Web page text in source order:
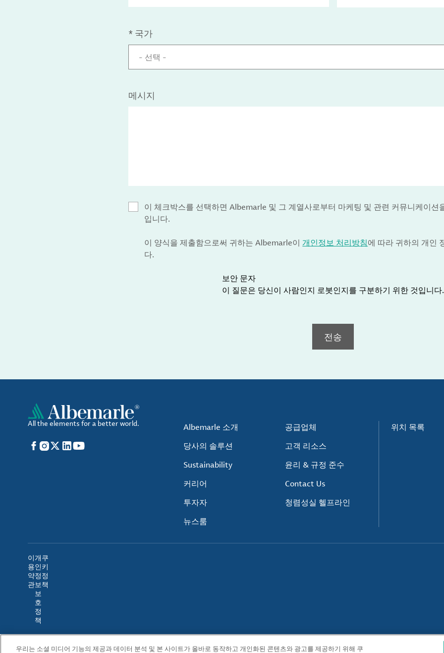
* 국가
- 선택 -
메시지
이 체크박스를 선택하면 Albemarle 및 그 계열사로부터 마케팅 및 관련 커뮤니케이션
입니다.
이 양식을 제출함으로써 귀하는 Albemarle이 개인정보 처리방침에 따라 귀하의 개인
다.
보안 문자
이 질문은 당신이 사람인지 로봇인지를 구분하기 위한 것입니다.
전송
All the elements for a better world.
Facebook
Instagram
X LinkedIn
YouTube
Albemarle 소개
당사의 솔루션
Sustainability
커리어
투자자
뉴스룸
공급업체
고객 리소스
윤리 & 규정 준수
Contact Us
청렴성실 헬프라인
위치 목록
이
용
약
관
개
인
정
보
보
호
정
책
쿠
키
정
책
우리는 소셜 미디어 기능의 제공과 데이터 분석 및 본 사이트가 올바로 동작하고 개인화된 콘텐츠와 광고를 제공하기 위해 쿠